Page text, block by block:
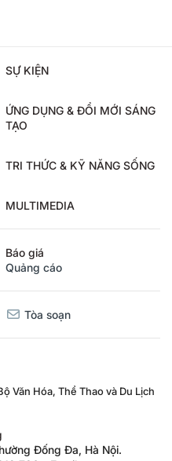
SỰ KIỆN
ỨNG DỤNG & ĐỔI MỚI SÁNG
TẠO
TRI THỨC & KỸ NĂNG SỐNG
MULTIMEDIA
Báo giá
Quảng cáo
Tòa soạn
Văn Hóa, Thể Thao và Du Lịch
Đống Đa, Hà Nội.